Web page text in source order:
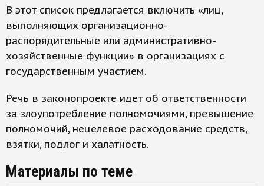
В этот список предлагается включить «лиц,
выполняющих организационно-
распорядительные или административно-
хозяйственные функции» в организациях с
государственным участием.
Речь в законопроекте идет об ответственности
за злоупотребление полномочиями, превышение
полномочий, нецелевое расходование средств,
взятки, подлог и халатность.
Материалы по теме